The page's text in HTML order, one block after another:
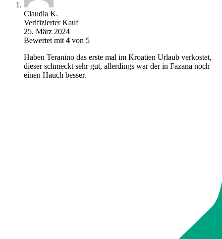
Claudia K.
Verifizierter Kauf
25. März 2024
Bewertet mit 4 von 5
Haben Teranino das erste mal im Kroatien Urlaub verkostet,
dieser schmeckt sehr gut, allerdings war der in Fazana noch
einen Hauch besser.